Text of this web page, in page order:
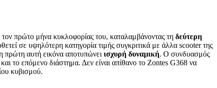
πρώτο μήνα κυκλοφορίας του, καταλαμβάνοντας τη δεύτερη
σε υψηλότερη κατηγορία τιμής συγκριτικά με άλλα scooter της
πρώτη αυτή εικόνα αποτυπώνει ισχυρή δυναμική. Ο συνδυασμός
το επόμενο διάστημα. Δεν είναι απίθανο το Zontes G368 να
κυβισμού.